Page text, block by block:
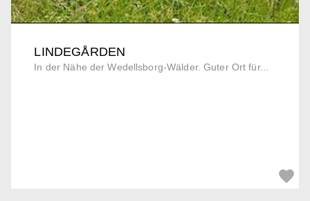
LINDEGÅRDEN
In der Nähe der Wedellsborg-Wälder. Guter Ort für...